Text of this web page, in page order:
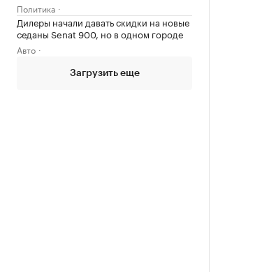
Политика
Дилеры начали давать скидки на новые
седаны Senat 900, но в одном городе
Авто
Загрузить еще